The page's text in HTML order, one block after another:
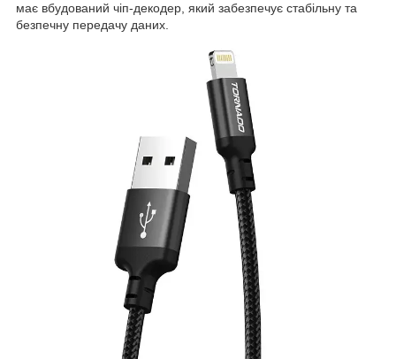
має вбудований чіп-декодер, який забезпечує стабільну та
безпечну передачу даних.